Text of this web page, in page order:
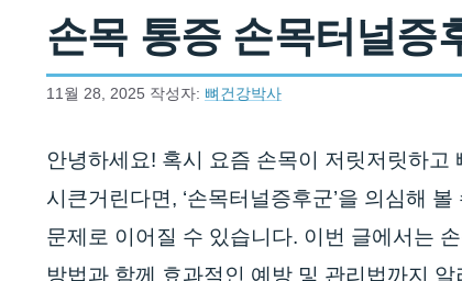
손목 통증 손목터널증
11월 28, 2025 작성자: 뼈건강박사
안녕하세요! 혹시 요즘 손목이 저릿저릿하
시큰거린다면, ‘손목터널증후군’을 의심해
문제로 이어질 수 있습니다. 이번 글에서는
방법과 함께 효과적인 예방 및 관리법까지